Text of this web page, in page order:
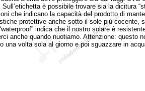
Sull’etichetta è possibile trovare sia la dicitura
che indicano la capacità del prodotto di
protettive anche sotto il sole più cocente,
indica che il nostro solare è
anche quando nuotiamo. Attenzione: questo
una volta sola al giorno e poi sguazzare in